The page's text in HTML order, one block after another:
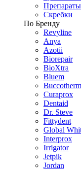
Скребки
По Бренду
Revyline
Anya
Azotii
Biorepair
BioXtra
Bluem
Buccotherm
Curaprox
Dentaid
Dr. Steve
Fittydent
Global
Interprox
Irrigator
Jetpik
Jordan